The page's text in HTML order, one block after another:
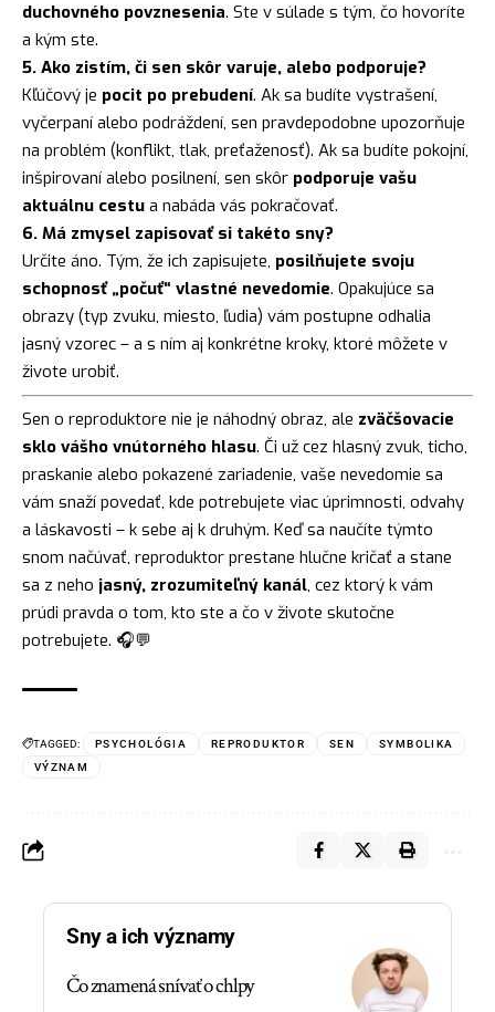
duchovného povznesenia. Ste v súlade s tým, čo hovoríte
a kým ste.
5. Ako zistím, či sen skôr varuje, alebo podporuje?
Kľúčový je pocit po prebudení. Ak sa budíte vystrašení,
vyčerpaní alebo podráždení, sen pravdepodobne upozorňuje
na problém (konflikt, tlak, preťaženosť). Ak sa budíte pokojní,
inšpirovaní alebo posilnení, sen skôr podporuje vašu
aktuálnu cestu a nabáda vás pokračovať.
6. Má zmysel zapisovať si takéto sny?
Určite áno. Tým, že ich zapisujete, posilňujete svoju
schopnosť „počuť“ vlastné nevedomie. Opakujúce sa
obrazy (typ zvuku, miesto, ľudia) vám postupne odhalia
jasný vzorec – a s ním aj konkrétne kroky, ktoré môžete v
živote urobiť.
Sen o reproduktore nie je náhodný obraz, ale zväčšovacie
sklo vášho vnútorného hlasu. Či už cez hlasný zvuk, ticho,
praskanie alebo pokazené zariadenie, vaše nevedomie sa
vám snaží povedať, kde potrebujete viac úprimnosti, odvahy
a láskavosti – k sebe aj k druhým. Keď sa naučíte týmto
snom načúvať, reproduktor prestane hlučne kričať a stane
sa z neho jasný, zrozumiteľný kanál, cez ktorý k vám
prúdi pravda o tom, kto ste a čo v živote skutočne
potrebujete. 🎧💬
TAGGED: PSYCHOLÓGIA REPRODUKTOR SEN
SYMBOLIKA
VÝZNAM
Sny a ich významy
Čo znamená snívať o chlpy